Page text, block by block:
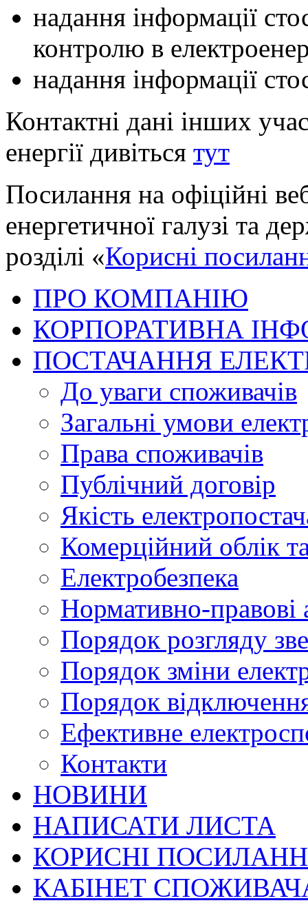
надання інформації
контролю в
надання інформації
Контактні дані інших
енергії дивіться тут
Посилання на офіційні
енергетичної галузі та
розділі «Корисні
ПРО КОМПАНІЮ
КОРПОРАТИВНА
ПОСТАЧАННЯ
До уваги споживачів
Загальні умови
Права споживачів
Публічний договір
Якість
Комерційний облік
Електробезпека
Нормативно-правові
Порядок розгляду
Порядок зміни
Порядок
Ефективне
Контакти
НОВИНИ
НАПИСАТИ ЛИСТА
КОРИСНІ
КАБІНЕТ